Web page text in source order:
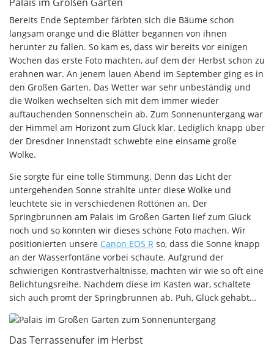
Bereits Ende September färbten sich die Bäume schon
langsam orange und die Blätter begannen von ihnen
herunter zu fallen. So kam es, dass wir bereits vor einigen
Wochen das erste Foto machten, auf dem der Herbst schon zu
erahnen war. An jenem lauen Abend im September ging es in
den Großen Garten. Das Wetter war sehr unbeständig und
die Wolken wechselten sich mit dem immer wieder
auftauchenden Sonnenschein ab. Zum Sonnenuntergang war
der Himmel am Horizont zum Glück klar. Lediglich knapp über
der Dresdner Innenstadt schwebte eine einsame große
Wolke.
Sie sorgte für eine tolle Stimmung. Denn das Licht der
untergehenden Sonne strahlte unter diese Wolke und
leuchtete sie in verschiedenen Rottönen an. Der
Springbrunnen am Palais im Großen Garten lief zum Glück
noch und so konnten wir dieses schöne Foto machen. Wir
positionierten unsere Canon EOS R so, dass die Sonne knapp
an der Wasserfontäne vorbei schaute. Aufgrund der
schwierigen Kontrastverhältnisse, machten wir wie so oft eine
Belichtungsreihe. Nachdem diese im Kasten war, schaltete
sich auch promt der Springbrunnen ab. Puh, Glück gehabt…
Das Terrassenufer im Herbst